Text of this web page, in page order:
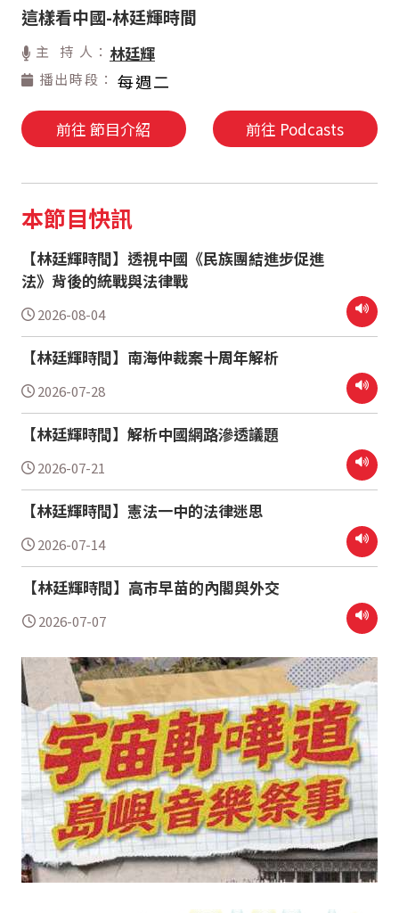
這樣看中國-林廷輝時間
主 持 人： 林廷輝
播出時段： 每週二
前往 節目介紹 前往 Podcasts
本節目快訊
【林廷輝時間】透視中國《民族團結進步促進
法》背後的統戰與法律戰
2026-08-04
【林廷輝時間】南海仲裁案十周年解析
2026-07-28
【林廷輝時間】解析中國網路滲透議題
2026-07-21
【林廷輝時間】憲法一中的法律迷思
2026-07-14
【林廷輝時間】高市早苗的內閣與外交
2026-07-07